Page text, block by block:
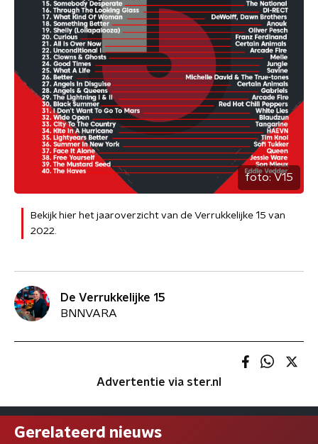
foto:V15
Bekijk hier het jaaroverzicht van de Verrukkelijke 15 van
2022.
De Verrukkelijke 15
BNNVARA
Advertentie via ster.nl
Gerelateerd nieuws